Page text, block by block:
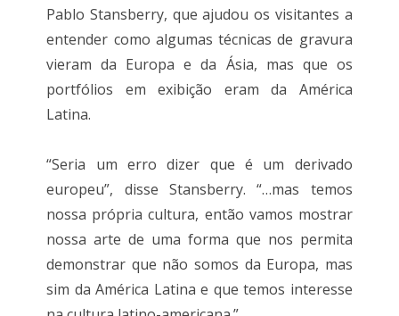
Pablo Stansberry, que ajudou os visitantes a
entender como algumas técnicas de gravura
vieram da Europa e da Ásia, mas que os
portfólios em exibição eram da América
Latina.
“Seria um erro dizer que é um derivado
europeu”, disse Stansberry. “…mas temos
nossa própria cultura, então vamos mostrar
nossa arte de uma forma que nos permita
demonstrar que não somos da Europa, mas
sim da América Latina e que temos interesse